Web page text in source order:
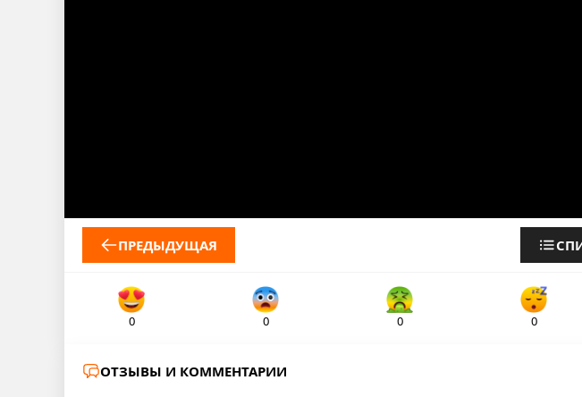
ПРЕДЫДУЩАЯ
0 0 0 0
ОТЗЫВЫ И КОММЕНТАРИИ